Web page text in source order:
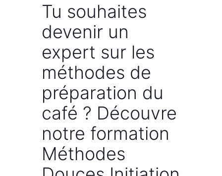
Tu souhaites
devenir un
expert sur les
méthodes de
préparation du
café ? Découvre
notre formation
Méthodes